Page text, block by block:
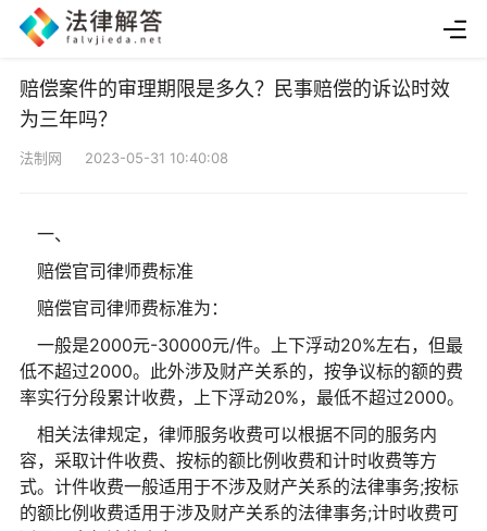
赔偿案件的审理期限是多久？民事赔偿的诉讼时效
为三年吗？
法制网 2023-05-31 10:40:08
一、
赔偿官司律师费标准
赔偿官司律师费标准为：
一般是2000元-30000元/件。上下浮动20%左右，但最
低不超过2000。此外涉及财产关系的，按争议标的额的费
率实行分段累计收费，上下浮动20%，最低不超过2000。
相关法律规定，律师服务收费可以根据不同的服务内
容，采取计件收费、按标的额比例收费和计时收费等方
式。计件收费一般适用于不涉及财产关系的法律事务;按标
的额比例收费适用于涉及财产关系的法律事务;计时收费可